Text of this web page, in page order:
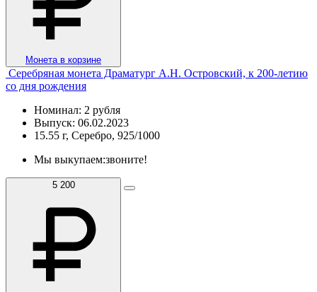
Монета в корзине
Серебряная монета Драматург А.Н. Островский, к 200-летию
со дня рождения
Номинал: 2 рубля
Выпуск: 06.02.2023
15.55 г, Серебро, 925/1000
Мы выкупаем:звоните!
5 200